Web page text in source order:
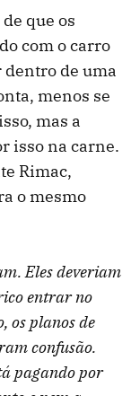
que os
com o carro
dentro de uma
menos se
mas a
isso na carne.
Rimac,
o mesmo
Eles deveriam
entrar no
os planos de
confusão.
pagando por